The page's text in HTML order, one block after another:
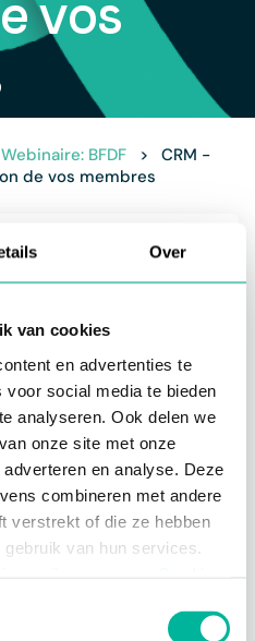
Over
van cookies
en advertenties te
social media te bieden
analyseren. Ook delen we
onze site met onze
en analyse. Deze
combineren met andere
verstrekt of die ze hebben
van hun services.
vos
Webinaire: BFDF >
CRM -
de vos membres
est un outil pour
gérer.
partager des
via Twizzit. En tant
des données qui
de celles qui sont
gérer les
: une adhésion à un
d'une adhésion à une
à importer vos